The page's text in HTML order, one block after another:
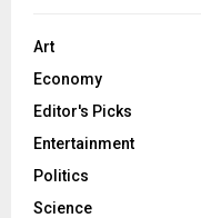
Art
Economy
Editor's Picks
Entertainment
Politics
Science